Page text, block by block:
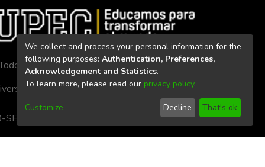
los derechos reservados 2023
Politécnica Estatal del Carchi
SE-33-CACES-2020
We collect and process your personal information for the
following purposes: Authentication, Preferences,
Acknowledgement and Statistics.
To learn more, please read our privacy policy.
Customize Decline That's ok